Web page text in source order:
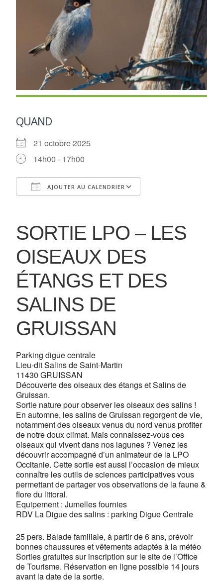
QUAND
21 octobre 2025
14h00 - 17h00
AJOUTER AU CALENDRIER
SORTIE LPO – LES
OISEAUX DES
ÉTANGS ET DES
SALINS DE
GRUISSAN
Parking digue centrale
Lieu-dit Salins de Saint-Martin
11430 GRUISSAN
Découverte des oiseaux des étangs et Salins de
Gruissan.
Sortie nature pour observer les oiseaux des salins !
En automne, les salins de Gruissan regorgent de vie,
notamment des oiseaux venus du nord venus profiter
de notre doux climat. Mais connaissez-vous ces
oiseaux qui vivent dans nos lagunes ? Venez les
découvrir accompagné d’un animateur de la LPO
Occitanie. Cette sortie est aussi l’occasion de mieux
connaître les outils de sciences participatives vous
permettant de partager vos observations de la faune &
flore du littoral.
Equipement : Jumelles fournies
RDV La Digue des salins : parking Digue Centrale
25 pers. Balade familiale, à partir de 6 ans, prévoir
bonnes chaussures et vêtements adaptés à la météo
Sorties gratuites sur inscription sur le site de l’Office
de Tourisme. Réservation en ligne possible 14 jours
avant la date de la sortie.